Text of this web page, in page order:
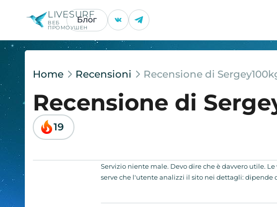
LIVESURF
ВЕБ
ПРОМОУШЕН
Блог
Home Recensioni Recensione di
Recensione di
19
Servizio niente male. Devo dire che è davvero utile.
serve che l'utente analizzi il sito nei dettagli: dipende